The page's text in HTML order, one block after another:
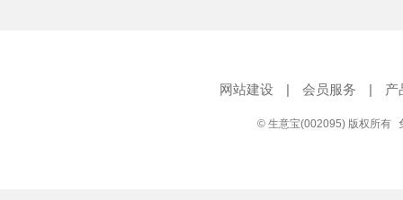
网站建设 | 会员服务 | 产
© 生意宝(002095) 版权所有